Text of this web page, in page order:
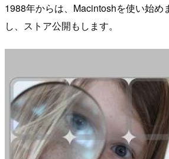
1988年からは、Macintoshを使い始
し、ストア公開もします。